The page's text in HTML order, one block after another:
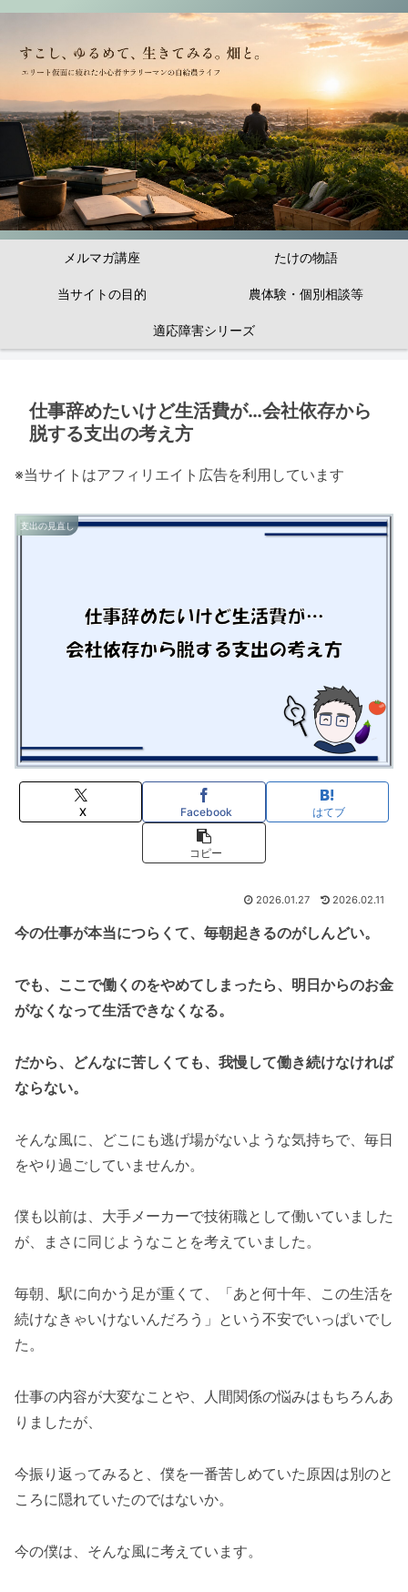
メルマガ講座 たけの物語
当サイトの目的 農体験・個別相談等
適応障害シリーズ
仕事辞めたいけど生活費が…会社依存から
脱する支出の考え方
※当サイトはアフィリエイト広告を利用しています
支出の見直し
X Facebook はてブ
コピー
2026.01.27 2026.02.11
今の仕事が本当につらくて、毎朝起きるのがしんどい。
でも、ここで働くのをやめてしまったら、明日からのお金
がなくなって生活できなくなる。
だから、どんなに苦しくても、我慢して働き続けなければ
ならない。
そんな風に、どこにも逃げ場がないような気持ちで、毎日
をやり過ごしていませんか。
僕も以前は、大手メーカーで技術職として働いていました
が、まさに同じようなことを考えていました。
毎朝、駅に向かう足が重くて、「あと何十年、この生活を
続けなきゃいけないんだろう」という不安でいっぱいでし
た。
仕事の内容が大変なことや、人間関係の悩みはもちろんあ
りましたが、
今振り返ってみると、僕を一番苦しめていた原因は別のと
ころに隠れていたのではないか。
今の僕は、そんな風に考えています。